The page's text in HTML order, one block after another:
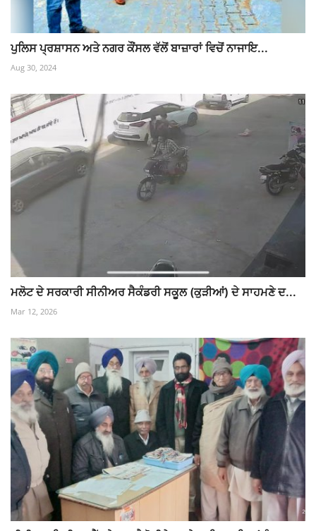
ਪੁਲਿਸ ਪ੍ਰਸ਼ਾਸਨ ਅਤੇ ਨਗਰ ਕੌਂਸਲ ਵੱਲੋਂ ਬਾਜ਼ਾਰਾਂ ਵਿਚੋਂ ਨਾਜਾਇ...
Aug 30, 2024
ਮਲੋਟ ਦੇ ਸਰਕਾਰੀ ਸੀਨੀਅਰ ਸੈਕੰਡਰੀ ਸਕੂਲ (ਕੁੜੀਆਂ) ਦੇ ਸਾਹਮਣੇ ਦ...
Mar 12, 2026